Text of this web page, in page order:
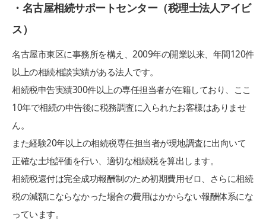
・名古屋相続サポートセンター（税理士法人アイビ
ス）
名古屋市東区に事務所を構え、2009年の開業以来、年間120件
以上の相続相談実績がある法人です。
相続税申告実績300件以上の専任担当者が在籍しており、ここ
10年で相続の申告後に税務調査に入られたお客様はありませ
ん。
また経験20年以上の相続税専任担当者が現地調査に出向いて
正確な土地評価を行い、適切な相続税を算出します。
相続税還付は完全成功報酬制のため初期費用ゼロ、さらに相続
税の減額にならなかった場合の費用はかからない報酬体系にな
っています。